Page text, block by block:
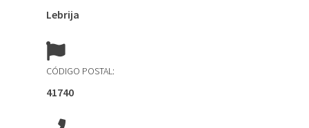
Lebrija
CÓDIGO POSTAL:
41740